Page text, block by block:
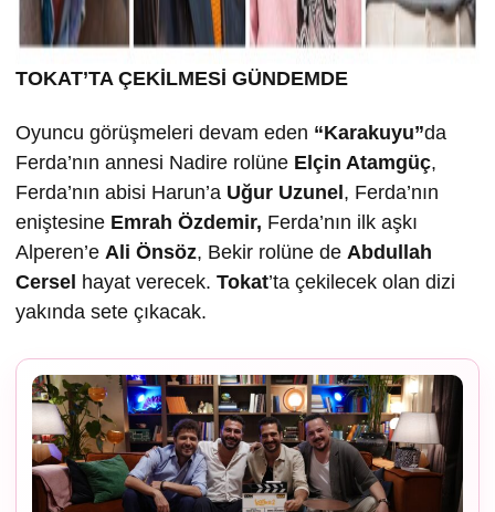
TOKAT’TA ÇEKİLMESİ GÜNDEMDE
Oyuncu görüşmeleri devam eden “Karakuyu”da
Ferda’nın annesi Nadire rolüne Elçin Atamgüç,
Ferda’nın abisi Harun’a Uğur Uzunel, Ferda’nın
eniştesine Emrah Özdemir, Ferda’nın ilk aşkı
Alperen’e Ali Önsöz, Bekir rolüne de Abdullah
Cersel hayat verecek. Tokat’ta çekilecek olan dizi
yakında sete çıkacak.